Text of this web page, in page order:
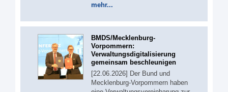
mehr...
BMDS/Mecklenburg-
Vorpommern:
Verwaltungsdigitalisierung
gemeinsam beschleunigen
[22.06.2026] Der Bund und
Mecklenburg-Vorpommern haben